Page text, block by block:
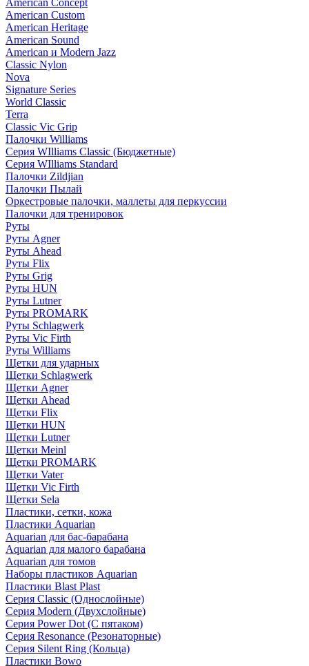
American Concept
American Custom
American Heritage
American Sound
American и Modern Jazz
Classic Nylon
Nova
Signature Series
World Classic
Terra
Classic Vic Grip
Палочки Williams
Серия WIlliams Classic (Бюджетные)
Серия WIlliams Standard
Палочки Zildjian
Палочки Пылай
Оркестровые палочки, маллеты для перкуссии
Палочки для тренировок
Руты
Руты Agner
Руты Ahead
Руты Flix
Руты Grig
Руты HUN
Руты Lutner
Руты PROMARK
Руты Schlagwerk
Руты Vic Firth
Руты Williams
Щетки для ударных
Щетки Schlagwerk
Щетки Agner
Щетки Ahead
Щетки Flix
Щетки HUN
Щетки Lutner
Щетки Meinl
Щетки PROMARK
Щетки Vater
Щетки Vic Firth
Щетки Sela
Пластики, сетки, кожа
Пластики Aquarian
Aquarian для бас-барабана
Aquarian для малого барабана
Aquarian для томов
Наборы пластиков Aquarian
Пластики Blast Plast
Серия Classic (Однослойные)
Серия Modern (Двухслойные)
Серия Power Dot (С пятаком)
Серия Resonance (Резонаторные)
Серия Silent Ring (Кольца)
Пластики Bowo